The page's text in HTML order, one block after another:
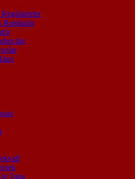
Regülatör
Tapa